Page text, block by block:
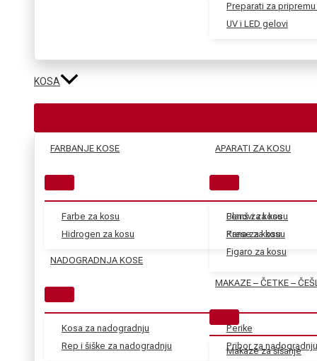
Preparati za pripremu
UV i LED gelovi
KOSA
FARBANJE KOSE
Farbe za kosu
Hidrogen za kosu
Blanš za kosu
Kana za kosu
NADOGRADNJA KOSE
Kosa za nadogradnju
Rep i šiške za nadogradnju
Perike
Pribor za
APARATI ZA KOSU
Fenovi za kosu
Prese za kosu
Figaro za kosu
MAKAZE – ČETKE –
Makaze za šišanje